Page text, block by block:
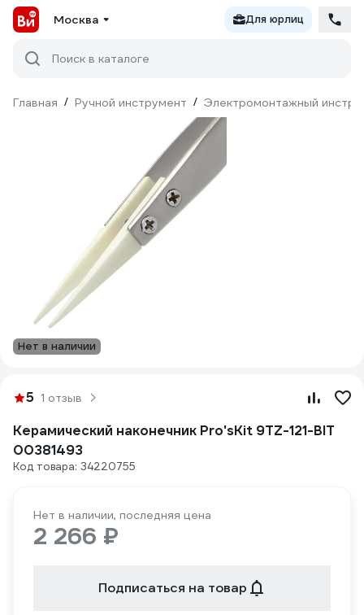
Москва Для юрлиц
Поиск в каталоге
Главная / Ручной инструмент / Электромонтажный
Нет в наличии
5 1 отзыв
Керамический наконечник Pro'sKit 9TZ-121-BIT
00381493
Код товара: 34220755
Нет в наличии, последняя цена
2 266 ₽
Подписаться на товар